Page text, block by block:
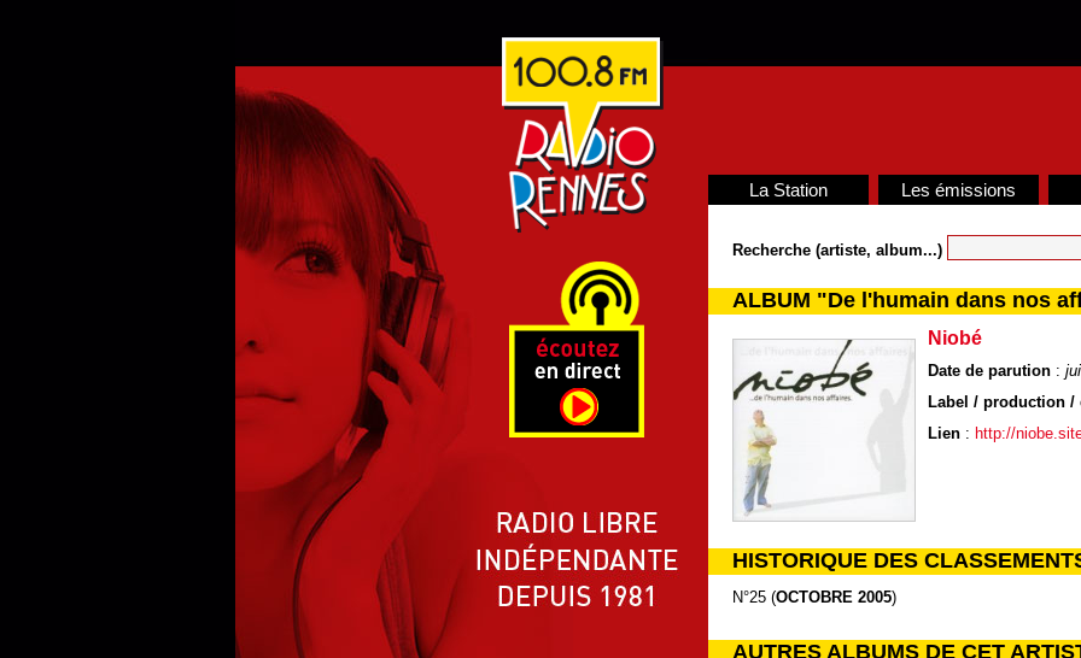
La Station Les émissions
Recherche (artiste, album...)
ALBUM "De l'humain dans nos
Niobé
Date de parution:
Label / production
Lien: http://
HISTORIQUE DES
N°25 (OCTOBRE 2005)
AUTRES ALBUMS DE CET